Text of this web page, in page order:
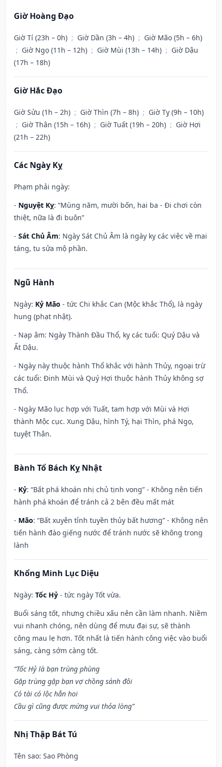
Giờ Hoàng Đạo
Giờ Tí (23h – 0h) ; Giờ Dần (3h – 4h) ; Giờ Mão (5h – 6h)
; Giờ Ngọ (11h – 12h) ; Giờ Mùi (13h – 14h) ; Giờ Dậu
(17h – 18h)
Giờ Hắc Đạo
Giờ Sửu (1h – 2h) ; Giờ Thìn (7h – 8h) ; Giờ Tỵ (9h – 10h)
; Giờ Thân (15h – 16h) ; Giờ Tuất (19h – 20h) ; Giờ Hợi
(21h – 22h)
Các Ngày Kỵ
Phạm phải ngày:
- Nguyệt Kỵ: “Mùng năm, mười bốn, hai ba - Đi chơi còn
thiệt, nữa là đi buôn”
- Sát Chủ Âm: Ngày Sát Chủ Âm là ngày kỵ các việc về mai
táng, tu sửa mộ phần.
Ngũ Hành
Ngày: Kỷ Mão - tức Chi khắc Can (Mộc khắc Thổ), là ngày
hung (phạt nhật).
- Nạp âm: Ngày Thành Đầu Thổ, kỵ các tuổi: Quý Dậu và
Ất Dậu.
- Ngày này thuộc hành Thổ khắc với hành Thủy, ngoại trừ
các tuổi: Đinh Mùi và Quý Hợi thuộc hành Thủy không sợ
Thổ.
- Ngày Mão lục hợp với Tuất, tam hợp với Mùi và Hợi
thành Mộc cục. Xung Dậu, hình Tý, hại Thìn, phá Ngọ,
tuyệt Thân.
Bành Tổ Bách Kỵ Nhật
- Kỷ: “Bất phá khoán nhị chủ tịnh vong” - Không nên tiến
hành phá khoán để tránh cả 2 bên đều mất mát
- Mão: “Bất xuyên tỉnh tuyền thủy bất hương” - Không nên
tiến hành đào giếng nước để tránh nước sẽ không trong
lành
Khổng Minh Lục Diệu
Ngày: Tốc Hỷ - tức ngày Tốt vừa.
Buổi sáng tốt, nhưng chiều xấu nên cần làm nhanh. Niềm
vui nhanh chóng, nên dùng để mưu đại sự, sẽ thành
công mau lẹ hơn. Tốt nhất là tiến hành công việc vào buổi
sáng, càng sớm càng tốt.
“Tốc Hỷ là bạn trùng phùng
Gặp trùng gặp bạn vợ chồng sánh đôi
Có tài có lộc hẳn hoi
Cầu gì cũng được mừng vui thỏa lòng”
Nhị Thập Bát Tú
Tên sao: Sao Phòng